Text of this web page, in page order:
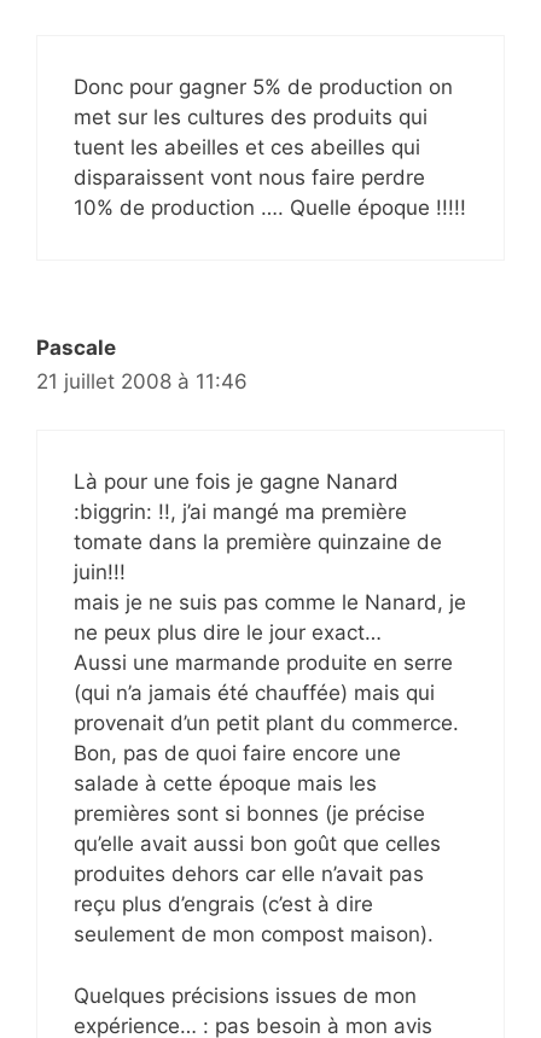
Donc pour gagner 5% de production on
met sur les cultures des produits qui
tuent les abeilles et ces abeilles qui
disparaissent vont nous faire perdre
10% de production …. Quelle époque !!!!!
Pascale
21 juillet 2008 à 11:46
Là pour une fois je gagne Nanard
:biggrin: !!, j’ai mangé ma première
tomate dans la première quinzaine de
juin!!!
mais je ne suis pas comme le Nanard, je
ne peux plus dire le jour exact…
Aussi une marmande produite en serre
(qui n’a jamais été chauffée) mais qui
provenait d’un petit plant du commerce.
Bon, pas de quoi faire encore une
salade à cette époque mais les
premières sont si bonnes (je précise
qu’elle avait aussi bon goût que celles
produites dehors car elle n’avait pas
reçu plus d’engrais (c’est à dire
seulement de mon compost maison).
Quelques précisions issues de mon
expérience… : pas besoin à mon avis